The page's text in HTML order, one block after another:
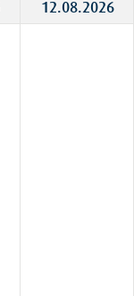
12.08.2026